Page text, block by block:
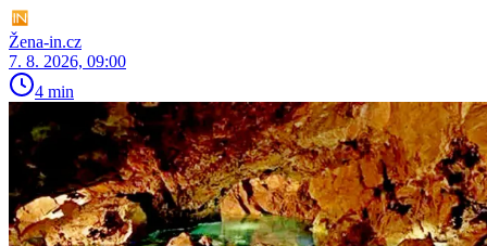
Žena-in.cz
7. 8. 2026, 09:00
4 min